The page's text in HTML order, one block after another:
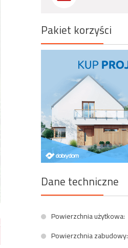
Pakiet korzyści
Dane techniczne
Powierzchnia użytkowa:
Powierzchnia zabudowy: